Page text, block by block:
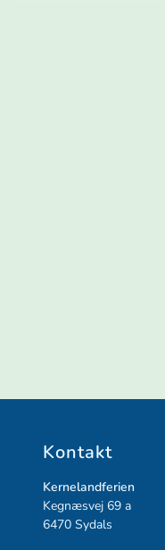
Kontakt
Kernelandferien
Kegnæsvej 69 a
6470 Sydals